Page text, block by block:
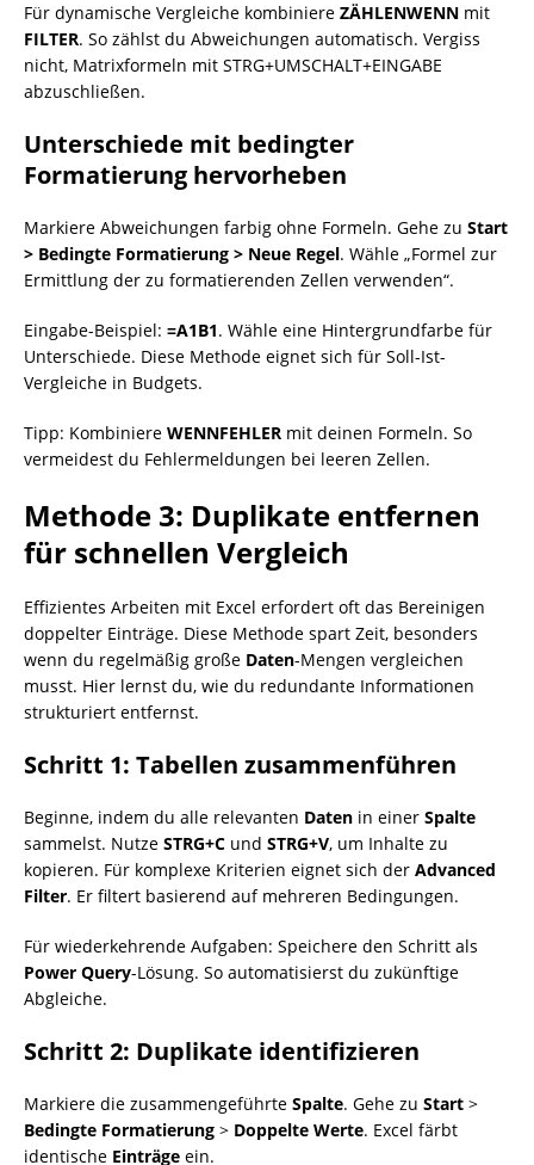
Für dynamische Vergleiche kombiniere ZÄHLENWENN mit
FILTER. So zählst du Abweichungen automatisch. Vergiss
nicht, Matrixformeln mit STRG+UMSCHALT+EINGABE
abzuschließen.
Unterschiede mit bedingter
Formatierung hervorheben
Markiere Abweichungen farbig ohne Formeln. Gehe zu Start
> Bedingte Formatierung > Neue Regel. Wähle „Formel zur
Ermittlung der zu formatierenden Zellen verwenden“.
Eingabe-Beispiel: =A1B1. Wähle eine Hintergrundfarbe für
Unterschiede. Diese Methode eignet sich für Soll-Ist-
Vergleiche in Budgets.
Tipp: Kombiniere WENNFEHLER mit deinen Formeln. So
vermeidest du Fehlermeldungen bei leeren Zellen.
Methode 3: Duplikate entfernen
für schnellen Vergleich
Effizientes Arbeiten mit Excel erfordert oft das Bereinigen
doppelter Einträge. Diese Methode spart Zeit, besonders
wenn du regelmäßig große Daten-Mengen vergleichen
musst. Hier lernst du, wie du redundante Informationen
strukturiert entfernst.
Schritt 1: Tabellen zusammenführen
Beginne, indem du alle relevanten Daten in einer Spalte
sammelst. Nutze STRG+C und STRG+V, um Inhalte zu
kopieren. Für komplexe Kriterien eignet sich der Advanced
Filter. Er filtert basierend auf mehreren Bedingungen.
Für wiederkehrende Aufgaben: Speichere den Schritt als
Power Query-Lösung. So automatisierst du zukünftige
Abgleiche.
Schritt 2: Duplikate identifizieren
Markiere die zusammengeführte Spalte. Gehe zu Start >
Bedingte Formatierung > Doppelte Werte. Excel färbt
identische Einträge ein.